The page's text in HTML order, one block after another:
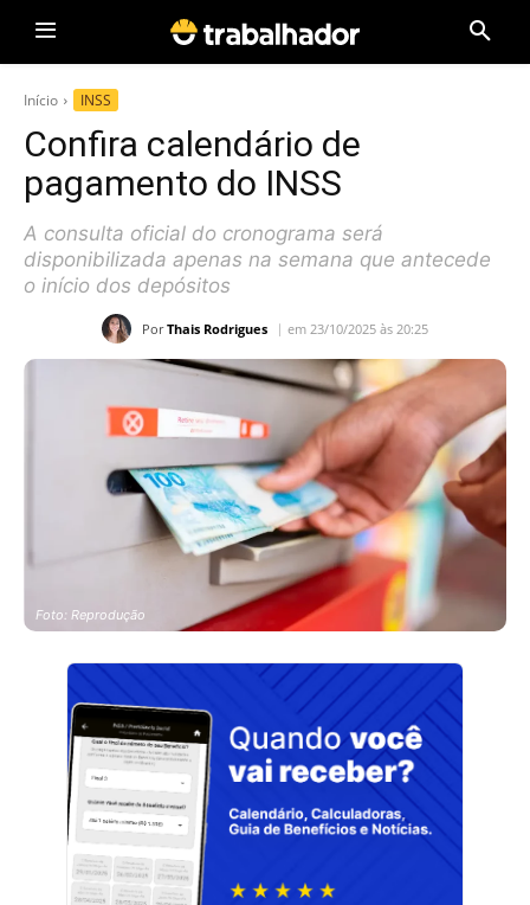
Início INSS
Confira calendário de
pagamento do INSS
A consulta oficial do cronograma será
disponibilizada apenas na semana que antecede
o início dos depósitos
Por Thais Rodrigues em 23/10/2025 às 20:25
Foto: Reprodução